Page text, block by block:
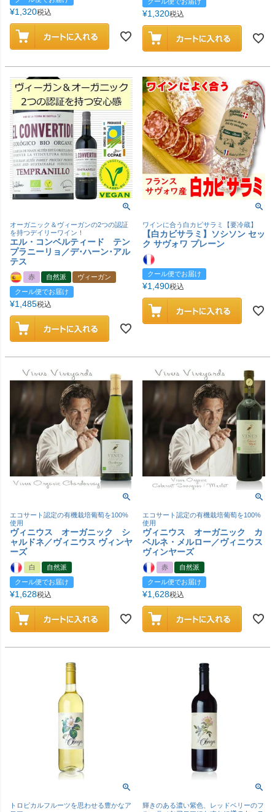
¥1,320税込 ¥1,320税込
オーガニック＆ヴィーガンの2つの認証
を持つデイリーワイン！
エル・コンベルティード テン
プラニーリョ／デ･ハーン･アル
テス
赤 自然派
ヴィーガン
クール便でお届け
¥1,485税込
ワインに合う白カビサラミ【要冷蔵】
【白カビサラミ】ソシソン セッ
ク サヴォワ プレーン
クール便でお届け
¥1,490税込
エコサート認定の有機栽培葡萄を100%
使用
ヴィニウス オーガニック シ
ャルドネ／ヴィニウス ヴィンヤ
ーズ
白
自然派
クール便でお届け
¥1,628税込
エコサート認定の有機栽培葡萄を100%
使用
ヴィニウス オーガニック カ
ベルネ・メルロー／ヴィニウス
ヴィンヤーズ
赤
自然派
クール便でお届け
¥1,628税込
トロピカルフルーツを思わせる豊かなア
輝きのある濃い紫色、レッドベリーのフ